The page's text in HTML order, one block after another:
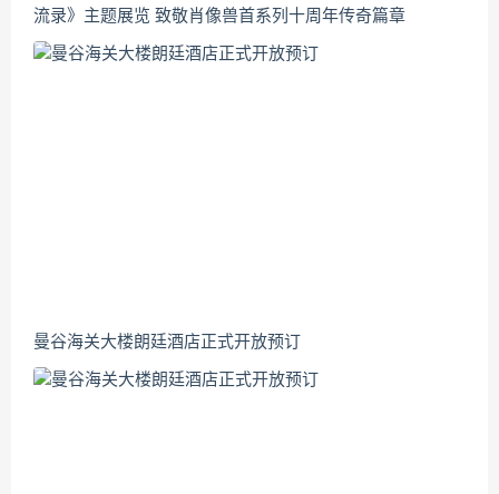
流录》主题展览 致敬肖像兽首系列十周年传奇篇章
曼谷海关大楼朗廷酒店正式开放预订